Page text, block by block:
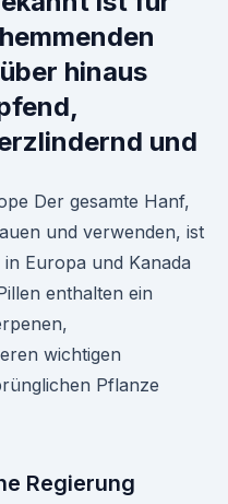
hinaus
und
Der gesamte Hanf,
und verwenden, ist
Europa und Kanada
enthalten ein
wichtigen
Pflanze
Regierung